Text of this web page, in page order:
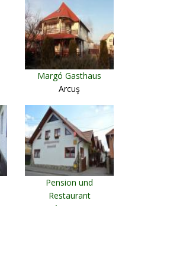
Margó Gasthaus
Arcuş
Pension und
Restaurant
Szépasszony